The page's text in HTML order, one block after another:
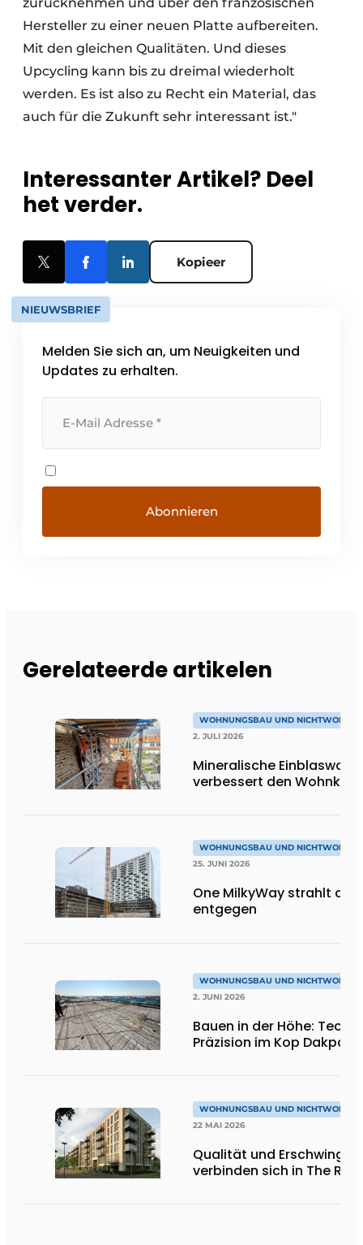
Hersteller zu einer neuen Platte aufbereiten.
Mit den gleichen Qualitäten. Und dieses
Upcycling kann bis zu dreimal wiederholt
werden. Es ist also zu Recht ein Material, das
auch für die Zukunft sehr interessant ist."
Interessanter Artikel? Deel
het verder.
Kopieer
NIEUWSBRIEF
Melden Sie sich an, um Neuigkeiten und
Updates zu erhalten.
Gerelateerde artikelen
WOHNUNGSBAU UND
2. JULI 2026
Mineralische Einblaswolle
verbessert den
WOHNUNGSBAU UND
25. JUNI 2026
One MilkyWay strahlt dir
entgegen
WOHNUNGSBAU UND
2. JUNI 2026
Bauen in der Höhe:
Präzision im Kop Dakpark
WOHNUNGSBAU UND
22 MAI 2026
Qualität und
verbinden sich in The